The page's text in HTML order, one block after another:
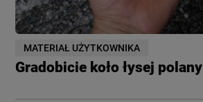
MATERIAŁ UŻYTKOWNIKA
Gradobicie koło łysej polany